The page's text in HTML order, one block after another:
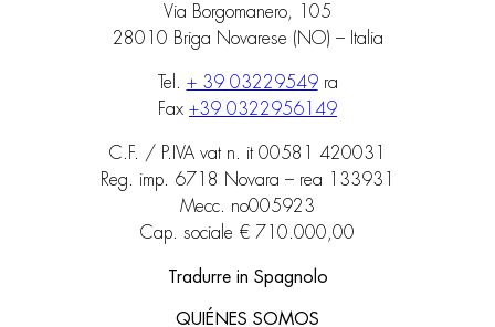
Via Borgomanero, 105
28010 Briga Novarese (NO) – Italia
Tel. + 39 03229549ra
Fax +39 0322956149
C.F. / P.IVA vat n. it 00581 420031
Reg. imp. 6718 Novara – rea 133931
Mecc. no005923
Cap. sociale € 710.000,00
Tradurre in Spagnolo
QUIÉNES SOMOS